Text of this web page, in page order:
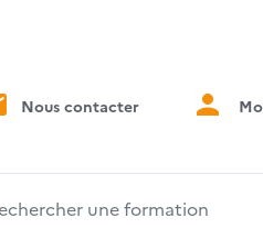
Nous contacter